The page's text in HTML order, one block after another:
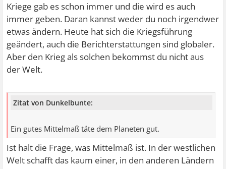
Kriege gab es schon immer und die wird es auch
immer geben. Daran kannst weder du noch irgendwer
etwas ändern. Heute hat sich die Kriegsführung
geändert, auch die Berichterstattungen sind globaler.
Aber den Krieg als solchen bekommst du nicht aus
der Welt.
Zitat von Dunkelbunte:
Ein gutes Mittelmaß täte dem Planeten gut.
Ist halt die Frage, was Mittelmaß ist. In der westlichen
Welt schafft das kaum einer, in den anderen Ländern